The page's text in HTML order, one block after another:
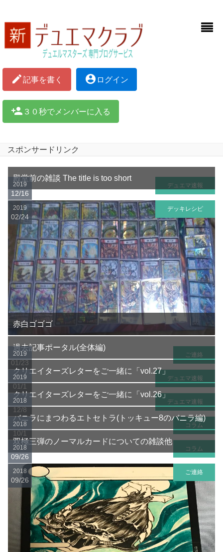
mode_edit記事を書く account_circle ログイン
person_add ３０秒でメンバーに入る
スポンサードリンク
デュエマ速報
殿堂前の雑談 The title is too short
2019
12/16
デッキレシピ
赤白ゴゴゴ
2019
02/24
ご連絡
過去記事ポータル(全体編)
2019
01/23
デュエマ速報
クリエイターズレターをご一緒に「vol.27」
2019
01/1
デュエマ速報
クリエイターズレターをご一緒に「vol.26」
2018
12/8
コラム
バニラにまつわるエトセトラ(トッキュー8のバニラ編)
2018
10/1
コラム
双極三弾のノーマルカードについての雑談他
2018
09/26
ご連絡
2018
09/26